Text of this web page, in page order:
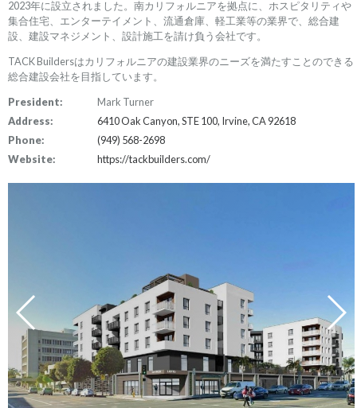
2023年に設立されました。南カリフォルニアを拠点に、ホスピタリティや
集合住宅、エンターテイメント、流通倉庫、軽工業等の業界で、総合建
設、建設マネジメント、設計施工を請け負う会社です。
TACK Buildersはカリフォルニアの建設業界のニーズを満たすことのできる
総合建設会社を目指しています。
President:
Mark Turner
Address:
6410 Oak Canyon, STE 100, Irvine, CA 92618
Phone:
(949) 568-2698
Website:
https://tackbuilders.com/